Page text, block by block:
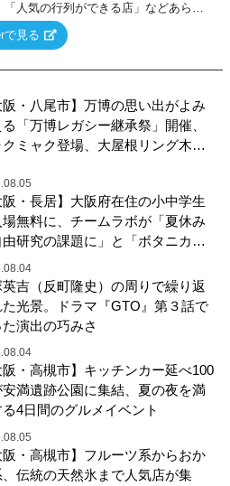
・八尾市】万博の思い出がよみ
「万博レガシー継承祭」開催、
クミャク登場、大屋根リング木材
・長居】大阪府在住の小中学生
無料に、チームラボが「夏休み
研究の課題に」と「ボタニカル
ン 大阪」へ招待
英吉（反町隆史）の周りで繰り返
光景。ドラマ『GTO』第３話で
演出の巧みさ
阪・高槻市】キッチンカー延べ100
安満遺跡公園に集結、夏の夜を満
4日間のグルメイベント
阪・高槻市】フルーツ系からおか
伝統の天然氷まで人気店が集
「人気の行列ができる店」などあらゆ
マについて好き放題にちゃちゃを入れ
関西色を前面に押し出したトークバラ
で見る